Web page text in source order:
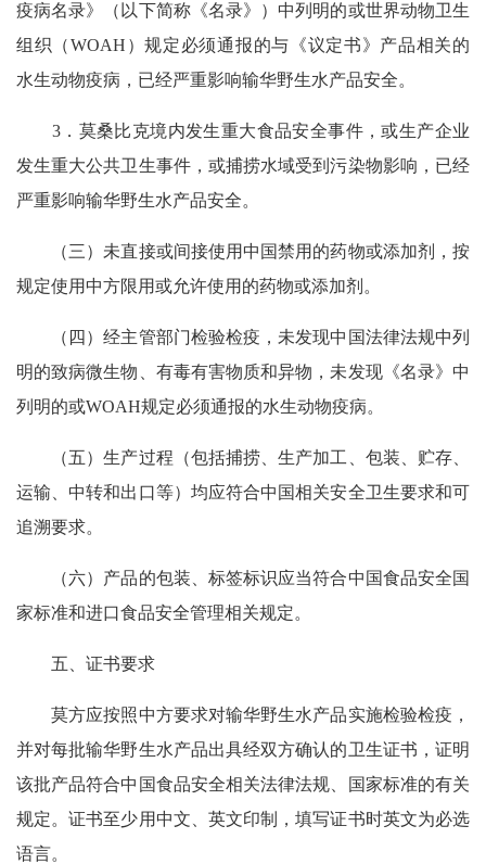
疫病名录》（以下简称《名录》）中列明的或世界动物卫生
组织（WOAH）规定必须通报的与《议定书》产品相关的
水生动物疫病，已经严重影响输华野生水产品安全。
3．莫桑比克境内发生重大食品安全事件，或生产企业
发生重大公共卫生事件，或捕捞水域受到污染物影响，已经
严重影响输华野生水产品安全。
（三）未直接或间接使用中国禁用的药物或添加剂，按
规定使用中方限用或允许使用的药物或添加剂。
（四）经主管部门检验检疫，未发现中国法律法规中列
明的致病微生物、有毒有害物质和异物，未发现《名录》中
列明的或WOAH规定必须通报的水生动物疫病。
（五）生产过程（包括捕捞、生产加工、包装、贮存、
运输、中转和出口等）均应符合中国相关安全卫生要求和可
追溯要求。
（六）产品的包装、标签标识应当符合中国食品安全国
家标准和进口食品安全管理相关规定。
五、证书要求
莫方应按照中方要求对输华野生水产品实施检验检疫，
并对每批输华野生水产品出具经双方确认的卫生证书，证明
该批产品符合中国食品安全相关法律法规、国家标准的有关
规定。证书至少用中文、英文印制，填写证书时英文为必选
语言。